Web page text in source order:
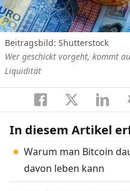
Beitragsbild: Shutterstock
Wer geschickt vorgeht, kommt
Liquidität
In diesem Artikel
Warum man Bitcoin
davon leben kann